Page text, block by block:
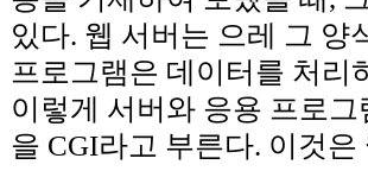
있다. 웹 서버는 으레 그 양
프로그램은 데이터를 처리
이렇게 서버와 응용 프로그
을 CGI라고 부른다. 이것은